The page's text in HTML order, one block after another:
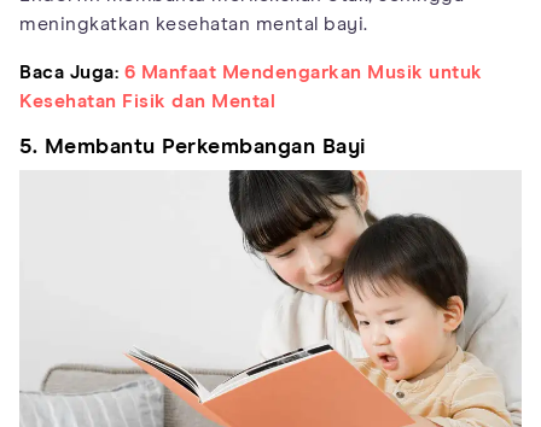
meningkatkan kesehatan mental bayi.
Baca Juga: 6 Manfaat Mendengarkan Musik untuk
Kesehatan Fisik dan Mental
5. Membantu Perkembangan Bayi